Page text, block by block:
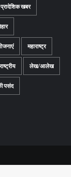
प्रादेशिक खबर
महाराष्ट्र
राष्ट्रीय लेख/आलेख
पसंद